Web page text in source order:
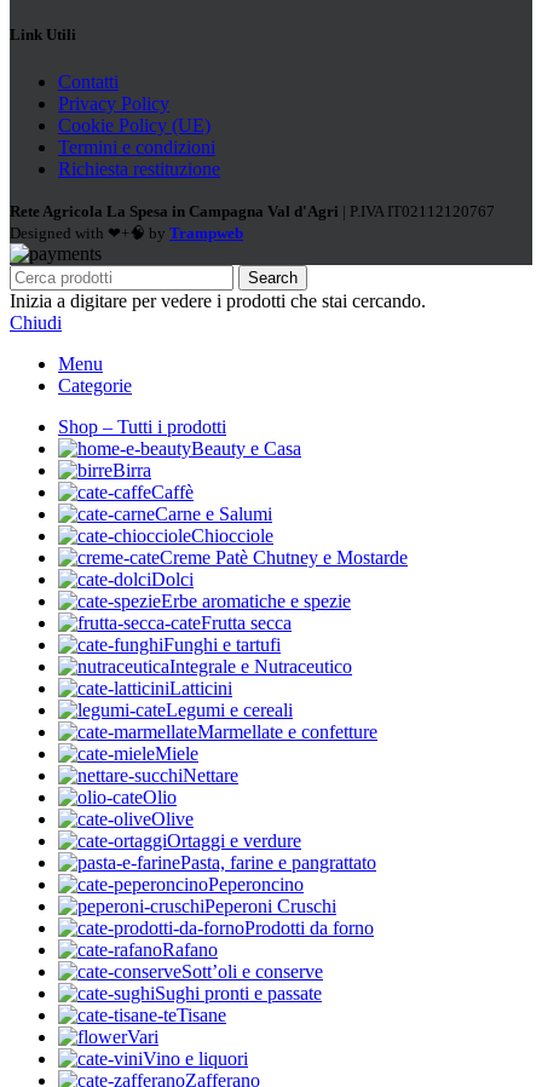
Link Utili
Contatti
Privacy Policy
Cookie Policy (UE)
Termini e condizioni
Richiesta restituzione
Rete Agricola La Spesa in Campagna Val d'Agri | P.IVA IT02112120767
Designed with ❤+🧠 by Trampweb
Search
Inizia a digitare per vedere i prodotti che stai cercando.
Chiudi
Menu
Categorie
Shop – Tutti i prodotti
Beauty e Casa
Birra
Caffè
Carne e Salumi
Chiocciole
Creme Patè Chutney e Mostarde
Dolci
Erbe aromatiche e spezie
Frutta secca
Funghi e tartufi
Integrale e Nutraceutico
Latticini
Legumi e cereali
Marmellate e confetture
Miele
Nettare
Olio
Olive
Ortaggi e verdure
Pasta, farine e pangrattato
Peperoncino
Peperoni Cruschi
Prodotti da forno
Rafano
Sott’oli e conserve
Sughi pronti e passate
Tisane
Vari
Vino e liquori
Zafferano